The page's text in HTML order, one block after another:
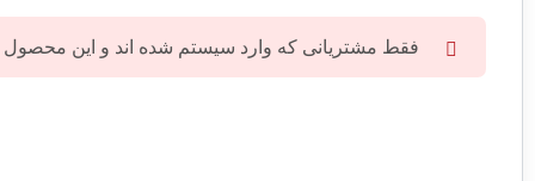
فقط مشتریانی که وارد سیستم شده اند و این محصول